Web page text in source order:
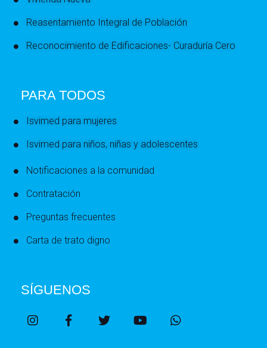
Reasentamiento Integral de Población
Reconocimiento de Edificaciones- Curaduría Cero
PARA TODOS
Isvimed para mujeres
Isvimed para niños, niñas y adolescentes
Notificaciones a la comunidad
Contratación
Preguntas frecuentes
Carta de trato digno
SÍGUENOS